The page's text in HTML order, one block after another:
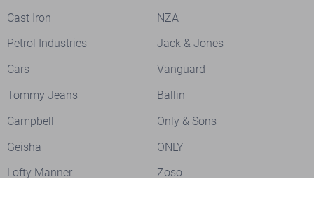
Cast Iron
NZA
Petrol Industries
Jack & Jones
Cars
Vanguard
Tommy Jeans
Ballin
Campbell
Only & Sons
Geisha
ONLY
Lofty Manner
Zoso